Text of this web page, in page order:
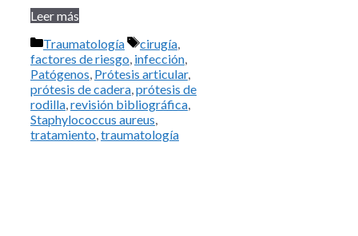
Leer más
Categorías
Traumatología Etiquetas
cirugía,
factores de riesgo, infección,
Patógenos, Prótesis articular,
prótesis de cadera,prótesis de
rodilla,revisión bibliográfica,
Staphylococcus aureus,
tratamiento,traumatología